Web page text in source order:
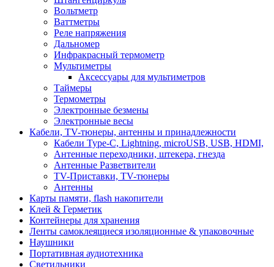
Вольтметр
Ваттметры
Реле напряжения
Дальномер
Инфракрасный термометр
Мультиметры
Аксессуары для мультиметров
Таймеры
Термометры
Электронные безмены
Электронные весы
Кабели, TV-тюнеры, антенны и принадлежности
Кабели Type-C, Lightning, microUSB, USB, HDMI,
Антенные переходники, штекера, гнезда
Антенные Разветвители
TV-Приставки, TV-тюнеры
Антенны
Карты памяти, flash накопители
Клей & Герметик
Контейнеры для хранения
Ленты самоклеящиеся изоляционные & упаковочные
Наушники
Портативная аудиотехника
Светильники